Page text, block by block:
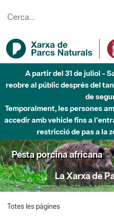
A partir del 31 de juliol -
reobre al públic després del
de
Temporalment, les persones
accedir amb vehicle fins a
restricció de pas a la
Pesta porcina africana
La Xarxa de
Totes les pàgines